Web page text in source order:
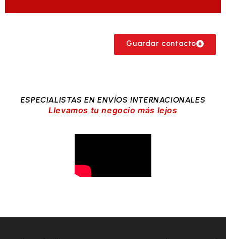
Guardar contacto
ESPECIALISTAS EN ENVÍOS INTERNACIONALES
Llevamos tu negocio más lejos